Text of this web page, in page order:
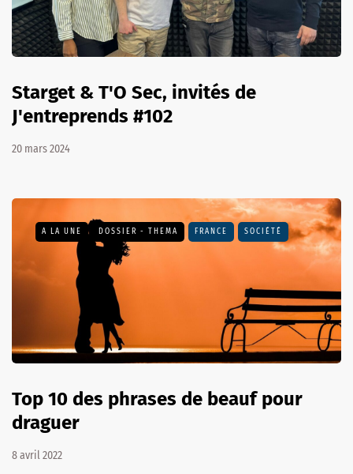
Starget & T'O Sec, invités de
J'entreprends #102
20 mars 2024
A LA UNE DOSSIER - THEMA FRANCE SOCIÉTÉ
Top 10 des phrases de beauf pour
draguer
8 avril 2022